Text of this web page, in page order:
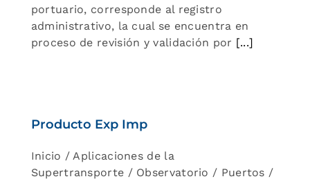
portuario, corresponde al registro
administrativo, la cual se encuentra en
proceso de revisión y validación por [...]
Producto Exp Imp
Inicio / Aplicaciones de la
Supertransporte / Observatorio / Puertos /